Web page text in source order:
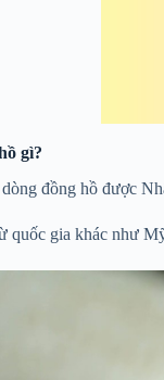
gì?
đồng hồ được
quốc gia khác như